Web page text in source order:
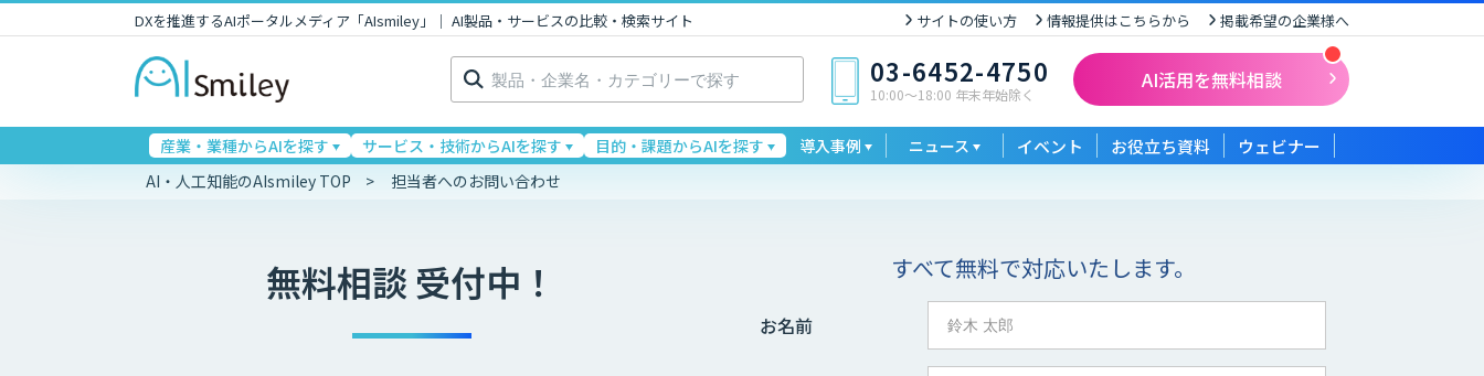
DXを推進するAIポータルメディア「AIsmiley」｜ AI製品・サービスの比較・検索サイト サイトの使い方 情報提供はこちらから 掲載希望の企業様へ
検
索: 03-6452-4750
10:00〜18:00 年末年始除く
AI活用を無料相談
産業・業種からAIを探す サービス・技術からAIを探す 目的・課題からAIを探す 導入事例 ニュース イベント お役立ち資料 ウェビナー
AI・人工知能のAIsmiley TOP 担当者へのお問い合わせ
無料相談 受付中！ すべて無料で対応いたします。
お名前